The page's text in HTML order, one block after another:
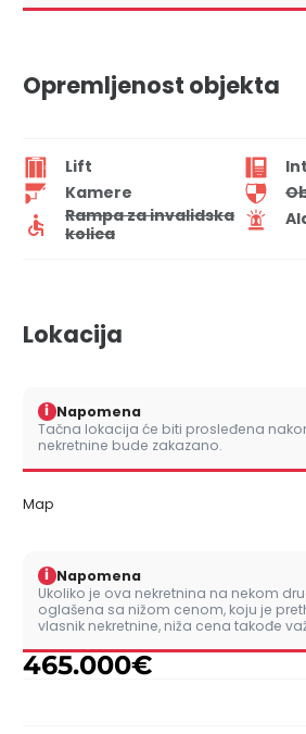
Opremljenost objekta
Lift
Kamere
Rampa za invalidska
kolica
Lokacija
i Napomena
Tačna lokacija će biti prosleđena
nekretnine bude zakazano.
Map
i Napomena
Ukoliko je ova nekretnina na nekom
oglašena sa nižom cenom, koju je
vlasnik nekretnine, niža cena takođe
465.000€